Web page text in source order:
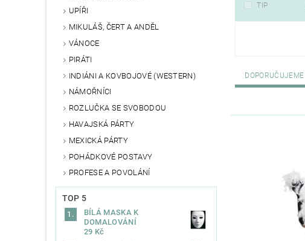
UPÍŘI
MIKULÁŠ, ČERT A ANDĚL
VÁNOCE
PIRÁTI
INDIÁNI A KOVBOJOVÉ (WESTERN)
NÁMOŘNÍCI
ROZLUČKA SE SVOBODOU
HAVAJSKÁ PÁRTY
MEXICKÁ PÁRTY
POHÁDKOVÉ POSTAVY
PROFESE A POVOLÁNÍ
TOP 5
BÍLÁ MASKA K
DOMALOVÁNÍ
29 Kč
TIP
DOPORUČUJEME